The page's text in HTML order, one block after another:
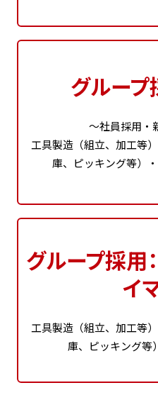
グループ
～社員採用・
工具製造（組立、加工等
庫、ピッキング等）
グループ採用
イ
工具製造（組立、加工等
庫、ピッキング等